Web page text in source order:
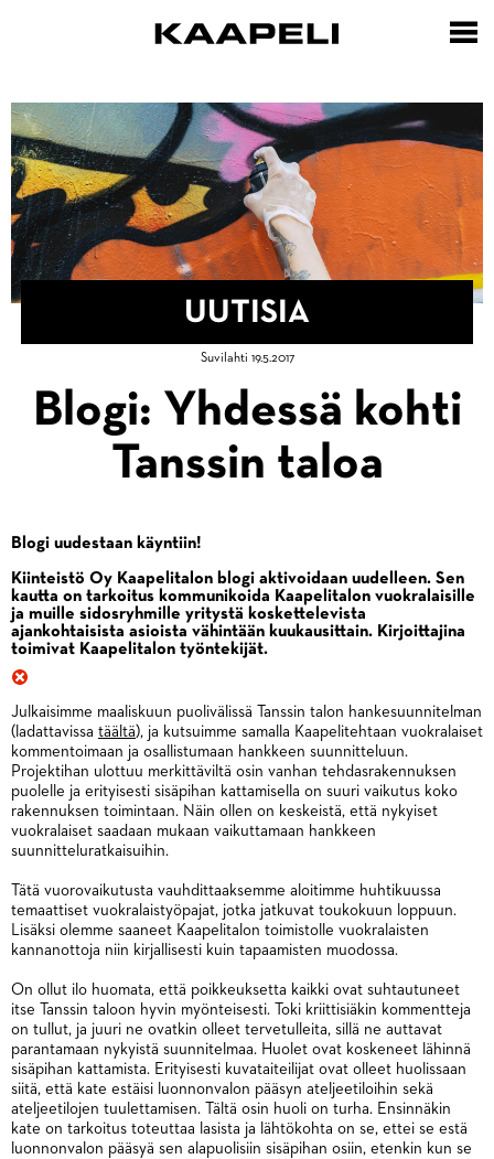
UUTISIA
Suvilahti 19.5.2017
Blogi: Yhdessä kohti
Tanssin taloa
Blogi uudestaan käyntiin!
Kiinteistö Oy Kaapelitalon blogi aktivoidaan uudelleen. Sen
kautta on tarkoitus kommunikoida Kaapelitalon vuokralaisille
ja muille sidosryhmille yritystä koskettelevista
ajankohtaisista asioista vähintään kuukausittain. Kirjoittajina
toimivat Kaapelitalon työntekijät.
Julkaisimme maaliskuun puolivälissä Tanssin talon hankesuunnitelman
(ladattavissa täältä), ja kutsuimme samalla Kaapelitehtaan vuokralaiset
kommentoimaan ja osallistumaan hankkeen suunnitteluun.
Projektihan ulottuu merkittäviltä osin vanhan tehdasrakennuksen
puolelle ja erityisesti sisäpihan kattamisella on suuri vaikutus koko
rakennuksen toimintaan. Näin ollen on keskeistä, että nykyiset
vuokralaiset saadaan mukaan vaikuttamaan hankkeen
suunnitteluratkaisuihin.
Tätä vuorovaikutusta vauhdittaaksemme aloitimme huhtikuussa
temaattiset vuokralaistyöpajat, jotka jatkuvat toukokuun loppuun.
Lisäksi olemme saaneet Kaapelitalon toimistolle vuokralaisten
kannanottoja niin kirjallisesti kuin tapaamisten muodossa.
On ollut ilo huomata, että poikkeuksetta kaikki ovat suhtautuneet
itse Tanssin taloon hyvin myönteisesti. Toki kriittisiäkin kommentteja
on tullut, ja juuri ne ovatkin olleet tervetulleita, sillä ne auttavat
parantamaan nykyistä suunnitelmaa. Huolet ovat koskeneet lähinnä
sisäpihan kattamista. Erityisesti kuvataiteilijat ovat olleet huolissaan
siitä, että kate estäisi luonnonvalon pääsyn ateljeetiloihin sekä
ateljeetilojen tuulettamisen. Tältä osin huoli on turha. Ensinnäkin
kate on tarkoitus toteuttaa lasista ja lähtökohta on se, ettei se estä
luonnonvalon pääsyä sen alapuolisiin sisäpihan osiin, etenkin kun se